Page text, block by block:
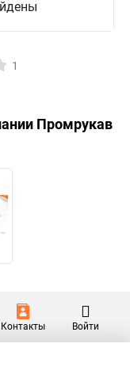
1
Промрукав
Контакты Войти